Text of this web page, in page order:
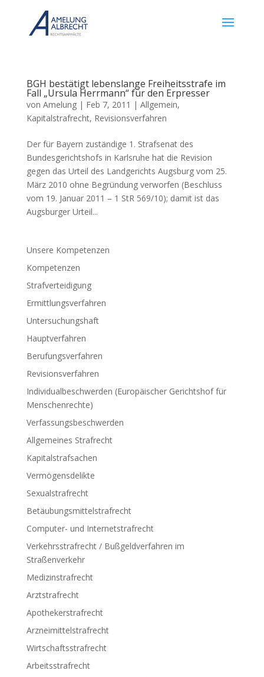
BGH bestätigt lebenslange Freiheitsstrafe im
Fall „Ursula Herrmann“ für den Erpresser
von Amelung| Feb 7, 2011 | Allgemein,
Kapitalstrafrecht, Revisionsverfahren
Der für Bayern zuständige 1. Strafsenat des
Bundesgerichtshofs in Karlsruhe hat die Revision
gegen das Urteil des Landgerichts Augsburg vom 25.
März 2010 ohne Begründung verworfen (Beschluss
vom 19. Januar 2011 – 1 StR 569/10); damit ist das
Augsburger Urteil...
Unsere Kompetenzen
Kompetenzen
Strafverteidigung
Ermittlungsverfahren
Untersuchungshaft
Hauptverfahren
Berufungsverfahren
Revisionsverfahren
Individualbeschwerden (Europäischer Gerichtshof für
Menschenrechte)
Verfassungsbeschwerden
Allgemeines Strafrecht
Kapitalstrafsachen
Vermögensdelikte
Sexualstrafrecht
Betäubungsmittelstrafrecht
Computer- und Internetstrafrecht
Verkehrsstrafrecht / Bußgeldverfahren im
Straßenverkehr
Medizinstrafrecht
Arztstrafrecht
Apothekerstrafrecht
Arzneimittelstrafrecht
Wirtschaftsstrafrecht
Arbeitsstrafrecht